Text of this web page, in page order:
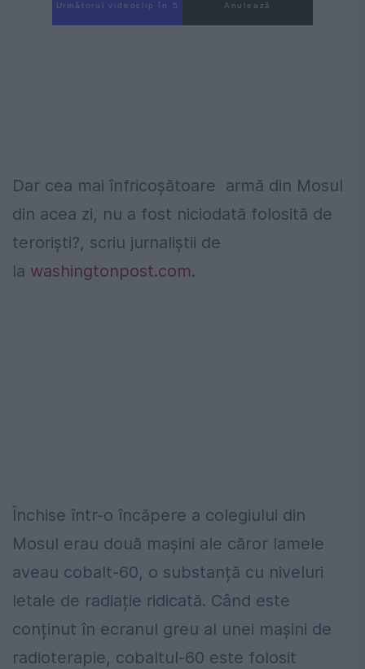
Următorul videoclip în 3 Anulează
Dar cea mai înfricoșătoare armă din Mosul
din acea zi, nu a fost niciodată folosită de
teroriști?, scriu jurnaliștii de
la washingtonpost.com.
Închise într-o încăpere a colegiului din
Mosul erau două mașini ale căror lamele
aveau cobalt-60, o substanță cu niveluri
letale de radiație ridicată. Când este
conținut în ecranul greu al unei mașini de
radioterapie, cobaltul-60 este folosit